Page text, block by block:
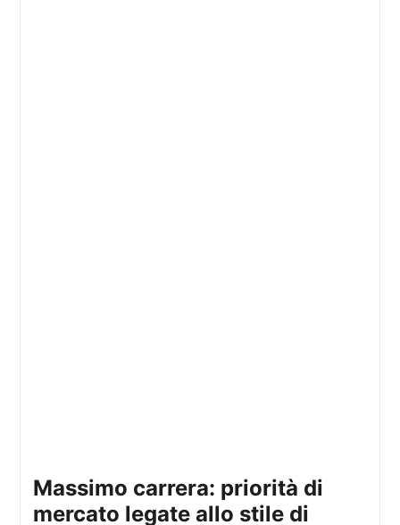
massimo carrera: priorità di
mercato legate allo stile di